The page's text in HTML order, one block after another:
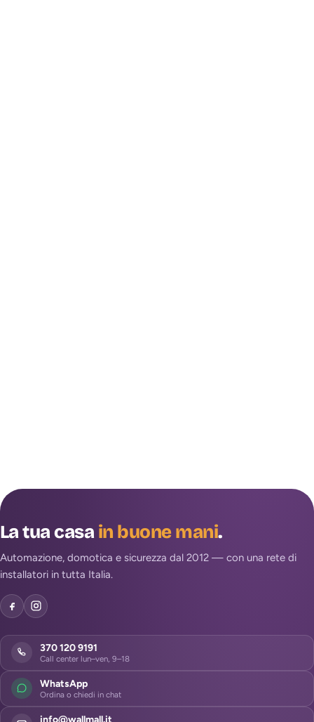
La tua casain buone mani.
Automazione, domotica e sicurezza dal 2012 — con una rete di
installatori in tutta Italia.
370 120 9191
Call center lun–ven, 9–18
WhatsApp
Ordina o chiedi in chat
info@wallmall.it